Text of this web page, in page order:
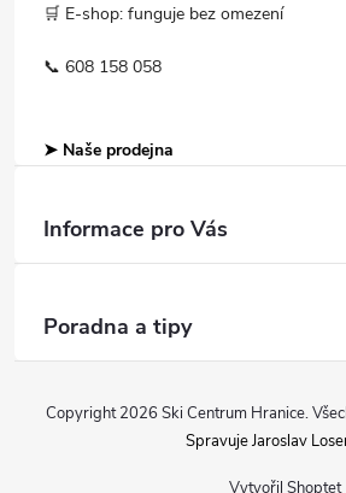
🛒 E-shop: funguje bez omezení
📞 608 158 058
➤ Naše prodejna
Informace pro Vás
Poradna a tipy
Vytvořil Shoptet
Copyright 2026 Ski Centrum Hranice.
Spravuje Jaroslav